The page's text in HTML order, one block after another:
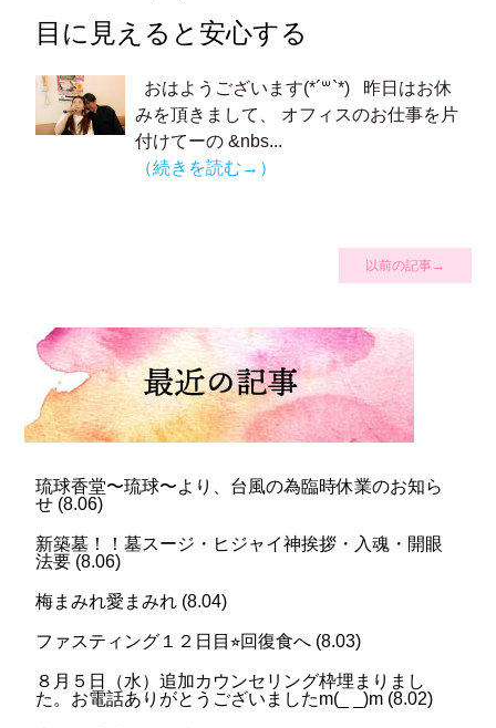
目に見えると安心する
おはようございます(*´꒳`*) 昨日はお休
みを頂きまして、 オフィスのお仕事を片
付けてーの &nbs...
（続きを読む→）
以前の記事→
琉球香堂〜琉球〜より、台風の為臨時休業のお知ら
せ (8.06)
新築墓！！墓スージ・ヒジャイ神挨拶・入魂・開眼
法要 (8.06)
梅まみれ愛まみれ (8.04)
ファスティング１２日目⭐︎回復食へ (8.03)
８月５日（水）追加カウンセリング枠埋まりまし
た。お電話ありがとうございましたm(_ _)m (8.02)